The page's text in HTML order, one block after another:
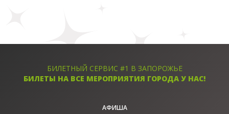
БИЛЕТНЫЙ СЕРВИС #1 В ЗАПОРОЖЬЕ
БИЛЕТЫ НА ВСЕ МЕРОПРИЯТИЯ ГОРОДА У НАС!
АФИША